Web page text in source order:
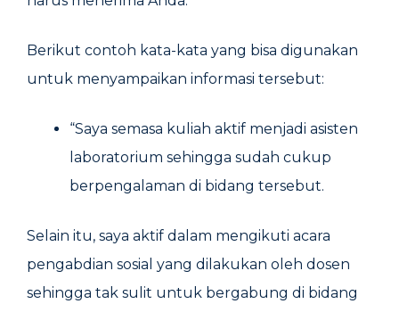
Berikut contoh kata-kata yang bisa digunakan
untuk menyampaikan informasi tersebut:
“Saya semasa kuliah aktif menjadi asisten
laboratorium sehingga sudah cukup
berpengalaman di bidang tersebut.
Selain itu, saya aktif dalam mengikuti acara
pengabdian sosial yang dilakukan oleh dosen
sehingga tak sulit untuk bergabung di bidang